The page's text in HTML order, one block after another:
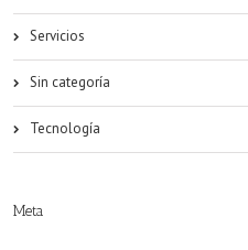
Servicios
Sin categoría
Tecnología
Meta